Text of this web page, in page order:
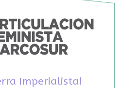
Imperialista!